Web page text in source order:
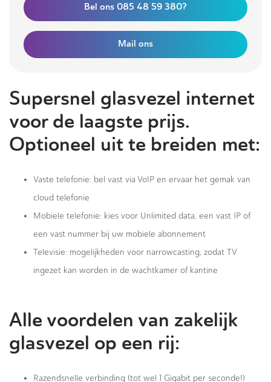
Bel ons 085 48 59 380?
Mail ons
Supersnel glasvezel internet
voor de laagste prijs.
Optioneel uit te breiden met:
Vaste telefonie: bel vast via VoIP en ervaar het gemak van
cloud telefonie
Mobiele telefonie: kies voor Unlimited data, een vast IP of
een vast nummer bij uw mobiele abonnement
Televisie: mogelijkheden voor narrowcasting, zodat TV
ingezet kan worden in de wachtkamer of kantine
Alle voordelen van zakelijk
glasvezel op een rij:
Razendsnelle verbinding (tot wel 1 Gigabit per seconde!)